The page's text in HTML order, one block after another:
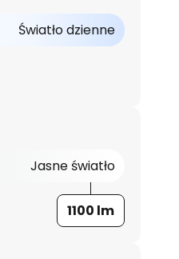
Światło dzienne
Jasne światło
1100 lm